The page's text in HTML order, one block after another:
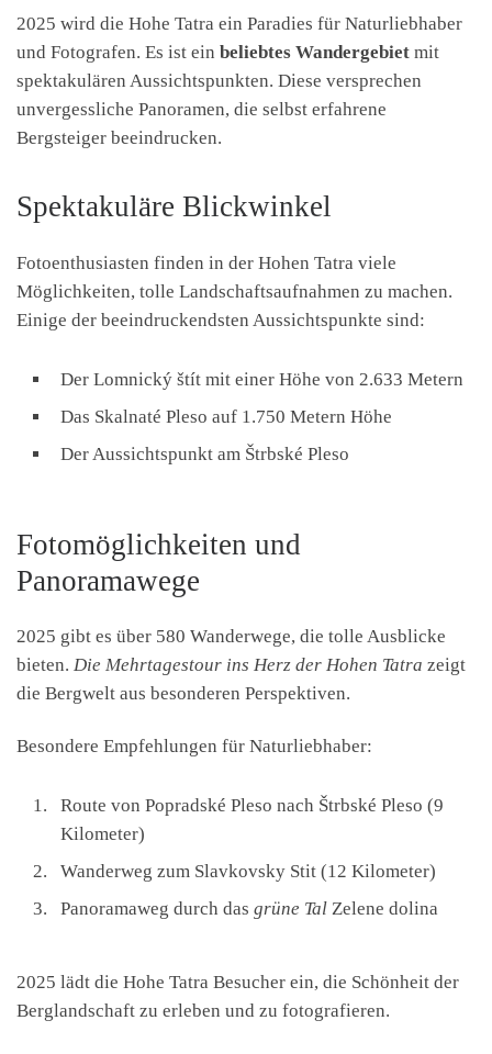
2025 wird die Hohe Tatra ein Paradies für Naturliebhaber
und Fotografen. Es ist ein beliebtes Wandergebiet mit
spektakulären Aussichtspunkten. Diese versprechen
unvergessliche Panoramen, die selbst erfahrene
Bergsteiger beeindrucken.
Spektakuläre Blickwinkel
Fotoenthusiasten finden in der Hohen Tatra viele
Möglichkeiten, tolle Landschaftsaufnahmen zu machen.
Einige der beeindruckendsten Aussichtspunkte sind:
Der Lomnický štít mit einer Höhe von 2.633 Metern
Das Skalnaté Pleso auf 1.750 Metern Höhe
Der Aussichtspunkt am Štrbské Pleso
Fotomöglichkeiten und
Panoramawege
2025 gibt es über 580 Wanderwege, die tolle Ausblicke
bieten. Die Mehrtagestour ins Herz der Hohen Tatra zeigt
die Bergwelt aus besonderen Perspektiven.
Besondere Empfehlungen für Naturliebhaber:
Route von Popradské Pleso nach Štrbské Pleso (9
Kilometer)
Wanderweg zum Slavkovsky Stit (12 Kilometer)
Panoramaweg durch das grüne Tal Zelene dolina
2025 lädt die Hohe Tatra Besucher ein, die Schönheit der
Berglandschaft zu erleben und zu fotografieren.